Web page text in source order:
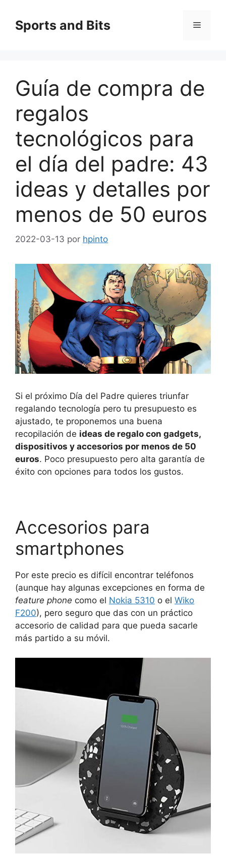
contenido
Sports and Bits Menú
Guía de compra de
regalos
tecnológicos para
el día del padre: 43
ideas y detalles por
menos de 50 euros
2022-03-13 por hpinto
Si el próximo Día del Padre quieres triunfar
regalando tecnología pero tu presupuesto es
ajustado, te proponemos una buena
recopilación de ideas de regalo con gadgets,
dispositivos y accesorios por menos de 50
euros. Poco presupuesto pero alta garantía de
éxito con opciones para todos los gustos.
Accesorios para
smartphones
Por este precio es difícil encontrar teléfonos
(aunque hay algunas excepciones en forma de
feature phone como el Nokia 5310 o el Wiko
F200), pero seguro que das con un práctico
accesorio de calidad para que pueda sacarle
más partido a su móvil.